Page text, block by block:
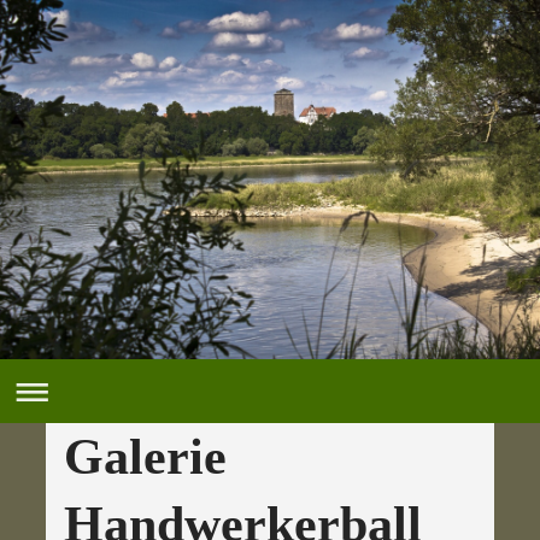
Galerie
Handwerkerball